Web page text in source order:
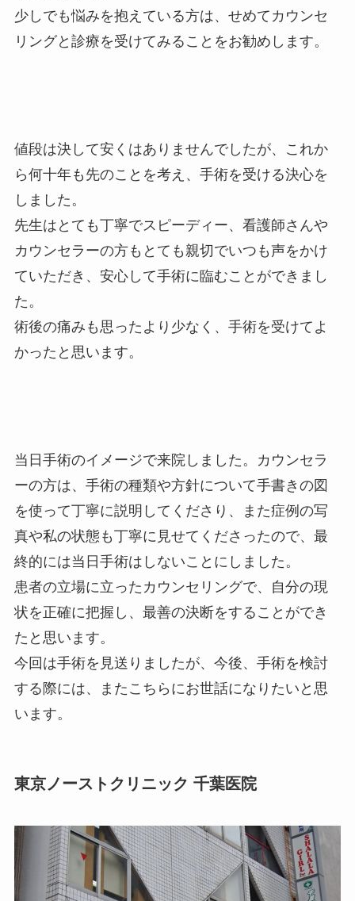
少しでも悩みを抱えている方は、せめてカウンセ
リングと診療を受けてみることをお勧めします。
値段は決して安くはありませんでしたが、これか
ら何十年も先のことを考え、手術を受ける決心を
しました。
先生はとても丁寧でスピーディー、看護師さんや
カウンセラーの方もとても親切でいつも声をかけ
ていただき、安心して手術に臨むことができまし
た。
術後の痛みも思ったより少なく、手術を受けてよ
かったと思います。
当日手術のイメージで来院しました。カウンセラ
ーの方は、手術の種類や方針について手書きの図
を使って丁寧に説明してくださり、また症例の写
真や私の状態も丁寧に見せてくださったので、最
終的には当日手術はしないことにしました。
患者の立場に立ったカウンセリングで、自分の現
状を正確に把握し、最善の決断をすることができ
たと思います。
今回は手術を見送りましたが、今後、手術を検討
する際には、またこちらにお世話になりたいと思
います。
東京ノーストクリニック 千葉医院